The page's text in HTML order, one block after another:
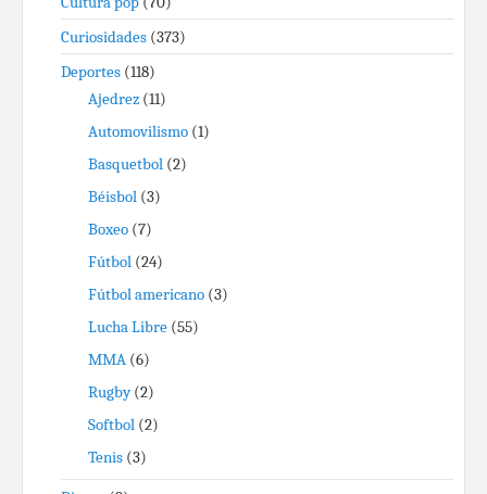
Curiosidades (373)
Deportes (118)
Ajedrez (11)
Automovilismo (1)
Basquetbol (2)
Béisbol (3)
Boxeo (7)
Fútbol (24)
Fútbol americano (3)
Lucha Libre (55)
MMA (6)
Rugby(2)
Softbol (2)
Tenis (3)